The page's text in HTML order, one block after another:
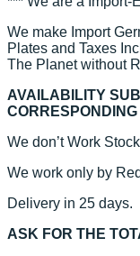
We make Import
Plates and Taxes
The Planet without
AVAILABILITY
We don’t Work
We work only by
Delivery in 25 days.
ASK FOR THE